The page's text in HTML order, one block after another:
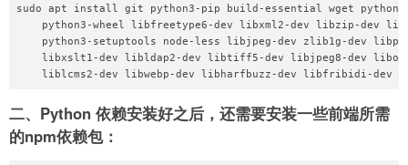
sudo apt install git python3-pip build-essential wget
python3-wheel libfreetype6-dev libxml2-dev libzip-dev
python3-setuptools node-less libjpeg-dev zlib1g-dev
libxslt1-dev libldap2-dev libtiff5-dev libjpeg8-dev
二、Python 依赖安装好之后，还需要安装一些前端所需
的npm依赖包：